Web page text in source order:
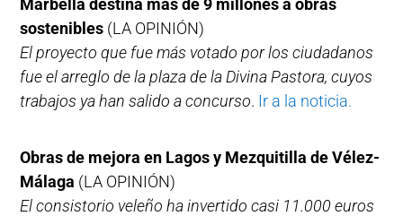
Marbella destina más de 9 millones a obras
sostenibles (LA OPINIÓN)
El proyecto que fue más votado por los ciudadanos
fue el arreglo de la plaza de la Divina Pastora, cuyos
trabajos ya han salido a concurso. Ir a la noticia.
Obras de mejora en Lagos y Mezquitilla de Vélez-
Málaga (LA OPINIÓN)
El consistorio veleño ha invertido casi 11.000 euros